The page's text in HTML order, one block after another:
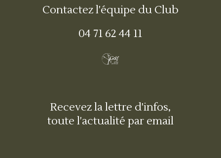
Contactez l'équipe du Club
04 71 62 44 11
Recevez la lettre d'infos,
toute l'actualité par email